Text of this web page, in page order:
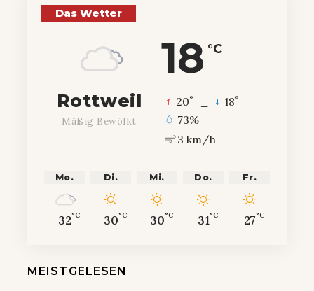
Das Wetter
18 °C
Rottweil
Mäßig Bewölkt
20° 18°
73%
3 km/h
Mo.
32°C
Di.
30°C
Mi.
30°C
Do.
31°C
Fr.
27°C
MEISTGELESEN